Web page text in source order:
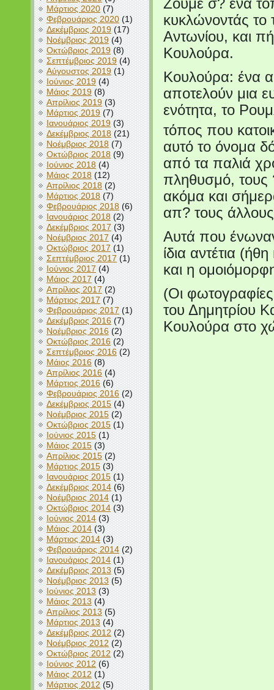
Μάρτιος 2020(7)
Φεβρουάριος 2020(1)
Δεκέμβριος 2019(17)
Νοέμβριος 2019(4)
Οκτώβριος 2019(8)
Σεπτέμβριος 2019(4)
Αύγουστος 2019(1)
Ιούνιος 2019(4)
Μάιος 2019(8)
Απρίλιος 2019(3)
Μάρτιος 2019(7)
Ιανουάριος 2019(3)
Δεκέμβριος 2018(21)
Νοέμβριος 2018(7)
Οκτώβριος 2018(9)
Ιούνιος 2018(4)
Μάιος 2018(12)
Απρίλιος 2018(2)
Μάρτιος 2018(7)
Φεβρουάριος 2018(6)
Ιανουάριος 2018(2)
Δεκέμβριος 2017 (3)
Νοέμβριος 2017(4)
Οκτώβριος 2017(1)
Σεπτέμβριος 2017 (1)
Ιούνιος 2017 (4)
Μάιος 2017 (4)
Απρίλιος 2017 (2)
Μάρτιος 2017 (7)
Φεβρουάριος 2017(1)
Δεκέμβριος 2016(7)
Νοέμβριος 2016(2)
Οκτώβριος 2016(2)
Σεπτέμβριος 2016(2)
Μάιος 2016(8)
Απρίλιος 2016(4)
Μάρτιος 2016(6)
Φεβρουάριος 2016(2)
Δεκέμβριος 2015(4)
Νοέμβριος 2015(2)
Οκτώβριος 2015(1)
Ιούνιος 2015(1)
Μάιος 2015(3)
Απρίλιος 2015(2)
Μάρτιος 2015(3)
Ιανουάριος 2015(1)
Δεκέμβριος 2014(6)
Νοέμβριος 2014(1)
Οκτώβριος 2014(3)
Ιούνιος 2014(3)
Μάιος 2014(3)
Μάρτιος 2014(3)
Φεβρουάριος 2014(2)
Ιανουάριος 2014(1)
Δεκέμβριος 2013 (5)
Νοέμβριος 2013(5)
Ιούνιος 2013(3)
Μάιος 2013(4)
Απρίλιος 2013 (5)
Μάρτιος 2013 (4)
Δεκέμβριος 2012 (2)
Νοέμβριος 2012 (2)
Οκτώβριος 2012 (2)
Ιούνιος 2012 (6)
Μάιος 2012 (1)
Μάρτιος 2012 (5)
Ζούμε σ? ένα
κυκλώνοντάς το
Αντωνίου, και
Κουλούρα.
Κουλούρα: ένα
αποτελούν μια
ενότητα, το
τόπος που
αυτό το όνομα
από τα παλιά
πληθυσμό, τους
ακόμα και
απ? τους
Αυτά που
ίδια αντέτια
και η
(Οι φωτογραφίες
του Δημητρίου
Κουλούρα στο